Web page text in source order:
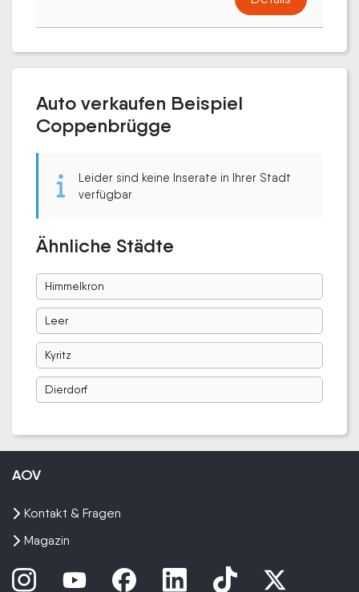
Auto verkaufen Beispiel
Coppenbrügge
Leider sind keine Inserate in Ihrer Stadt
verfügbar
Ähnliche Städte
Himmelkron
Leer
Kyritz
Dierdorf
AOV
Kontakt & Fragen
Magazin